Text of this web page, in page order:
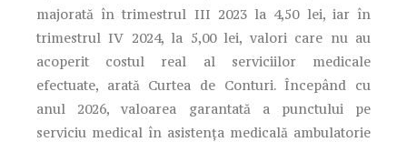
majorată în trimestrul III 2023 la 4,50 lei, iar în
trimestrul IV 2024, la 5,00 lei, valori care nu au
acoperit costul real al serviciilor medicale
efectuate, arată Curtea de Conturi. Începând cu
anul 2026, valoarea garantată a punctului pe
serviciu medical în asistenţa medicală ambulatorie